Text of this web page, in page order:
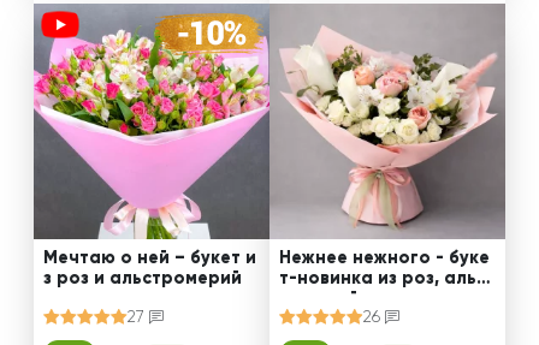
Мечтаю о ней – букет и
з роз и альстромерий
27
Нежнее нежного - буке
т-новинка из роз, альст
ромерий и калл
26